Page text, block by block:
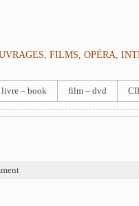
FILMS, OPÉRA,
livre – book film – dvd